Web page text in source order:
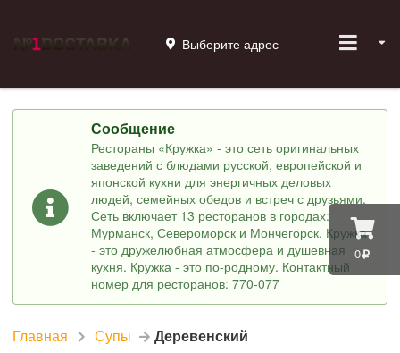
0
Выберите адрес
Сообщение
Рестораны «Кружка» - это сеть оригинальных
заведений с блюдами русской, европейской и
японской кухни для энергичных деловых
людей, семейных обедов и встреч с друзьями.
Сеть включает 13 ресторанов в городах:
Мурманск, Североморск и Мончегорск. Кружка
- это дружелюбная атмосфера и душевная
кухня. Кружка - это по-родному. Контактный
номер для ресторанов: 770-077
Главная Супы Деревенский